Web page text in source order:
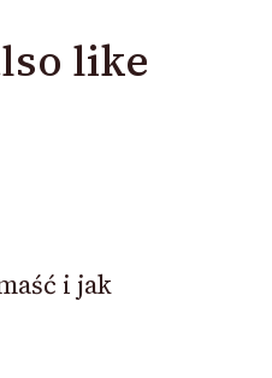
like
i jak